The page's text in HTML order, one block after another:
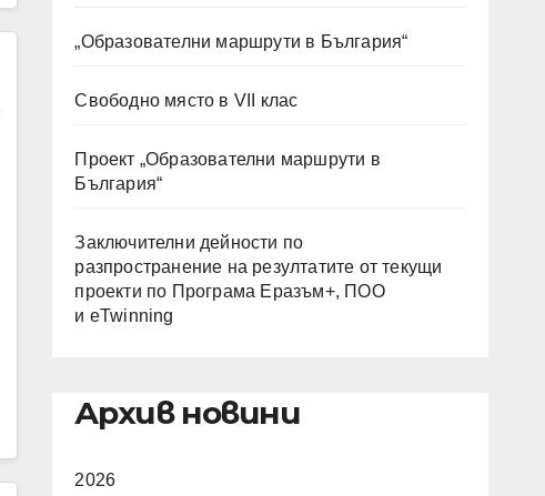
„Образователни маршрути в България“
Свободно място в VII клас
Проект „Образователни маршрути в
България“
Заключителни дейности по
разпространение на резултатите от текущи
проекти по Програма Еразъм+, ПОО
и eTwinning
Архив новини
2026